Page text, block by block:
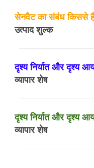
सेनवैट का संबंध किससे
उत्पाद शुल्क
दृश्य निर्यात और दृश्य
व्यापार शेष
दृश्य निर्यात और दृश्य
व्यापार शेष